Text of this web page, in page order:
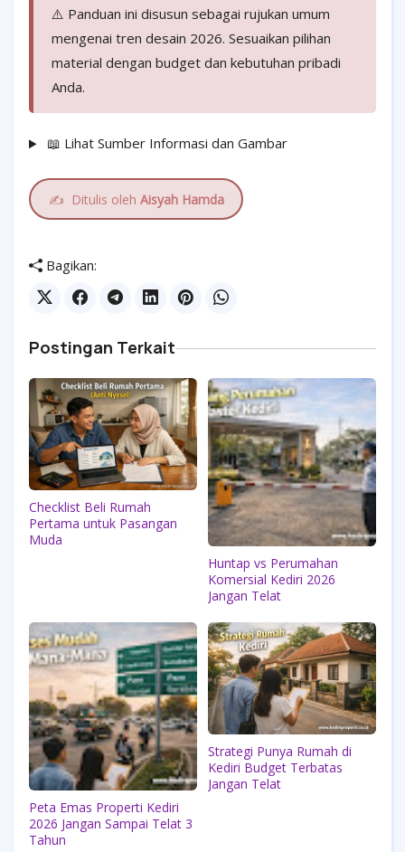
⚠️ Panduan ini disusun sebagai rujukan umum
mengenai tren desain 2026. Sesuaikan pilihan
material dengan budget dan kebutuhan pribadi
Anda.
📖 Lihat Sumber Informasi dan Gambar
✍️ Ditulis oleh Aisyah Hamda
Bagikan:
Postingan Terkait
Checklist Beli Rumah
Pertama untuk Pasangan
Muda
Huntap vs Perumahan
Komersial Kediri 2026
Jangan Telat
Peta Emas Properti Kediri
2026 Jangan Sampai Telat 3
Tahun
Strategi Punya Rumah di
Kediri Budget Terbatas
Jangan Telat